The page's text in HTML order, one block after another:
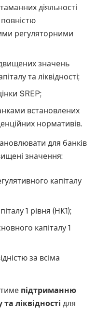
діяльності
регуляторними
значень
та ліквідності;
SREP;
встановлених
нормативів.
для банків
значення:
капіталу
1 рівня (НК1);
капіталу 1
за всіма
підтриманню
ліквідності для